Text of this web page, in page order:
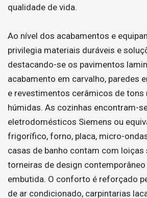
qualidade de vida.
Ao nível dos acabamentos e
privilegia materiais duráveis e
destacando-se os pavimentos
acabamento em carvalho, paredes
e revestimentos cerâmicos de tons
húmidas. As cozinhas encontram-
eletrodomésticos Siemens ou
frigorífico, forno, placa, micro-
casas de banho contam com loiças
torneiras de design contemporâneo
embutida. O conforto é reforçado
de ar condicionado, carpintarias